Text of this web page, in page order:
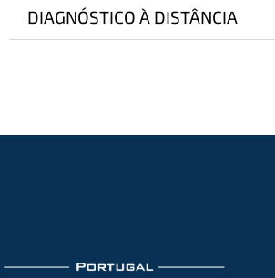
DIAGNÓSTICO À DISTÂNCIA